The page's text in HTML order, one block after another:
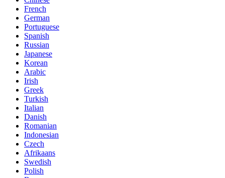
French
German
Portuguese
Spanish
Russian
Japanese
Korean
Arabic
Irish
Greek
Turkish
Italian
Danish
Romanian
Indonesian
Czech
Afrikaans
Swedish
Polish